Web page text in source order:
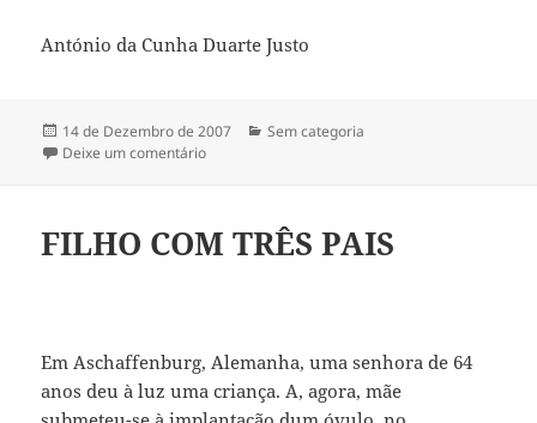
António da Cunha Duarte Justo
Publicado
a
14 de Dezembro de 2007 Categorias
Sem categoria
Deixe um comentário
FILHO COM TRÊS PAIS
Em Aschaffenburg, Alemanha, uma senhora de 64
anos deu à luz uma criança. A, agora, mãe